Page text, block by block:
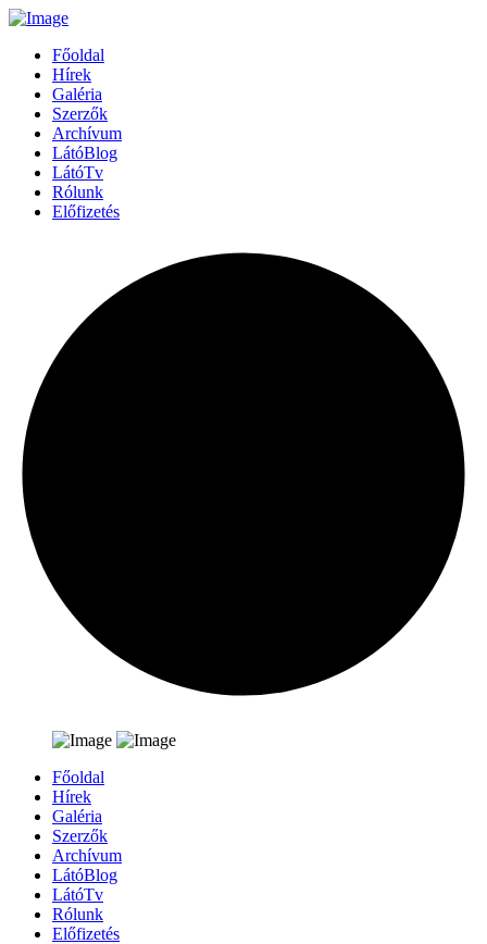
Főoldal
Hírek
Galéria
Szerzők
Archívum
LátóBlog
LátóTv
Rólunk
Előfizetés
Főoldal
Hírek
Galéria
Szerzők
Archívum
LátóBlog
LátóTv
Rólunk
Előfizetés